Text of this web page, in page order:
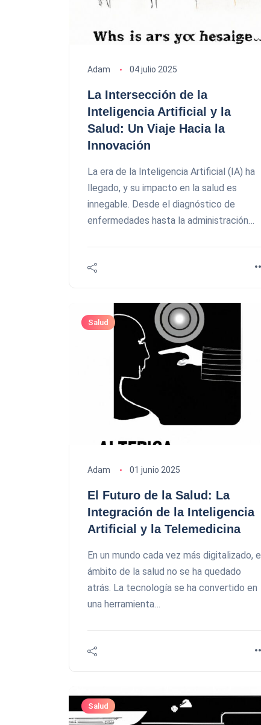
Adam 04 julio 2025
La Intersección de la
Inteligencia Artificial y la
Salud: Un Viaje Hacia la
Innovación
La era de la Inteligencia Artificial (IA) ha
llegado, y su impacto en la salud es
innegable. Desde el diagnóstico de
enfermedades hasta la administración…
Salud
Adam 01 junio 2025
El Futuro de la Salud: La
Integración de la Inteligencia
Artificial y la Telemedicina
En un mundo cada vez más digitalizado, el
ámbito de la salud no se ha quedado
atrás. La tecnología se ha convertido en
una herramienta…
Salud